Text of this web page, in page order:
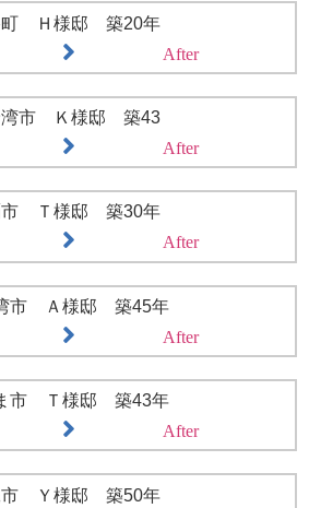
町 Ｈ様邸 築20年
After
湾市 Ｋ様邸 築43
After
市 Ｔ様邸 築30年
After
市 Ａ様邸 築45年
After
市 Ｔ様邸 築43年
After
市 Ｙ様邸 築50年